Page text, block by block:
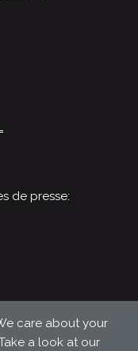
de presse:
care about your
a look at our